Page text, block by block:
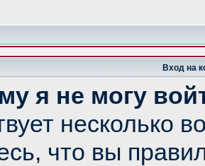
Вход на
я не могу
несколько
что вы